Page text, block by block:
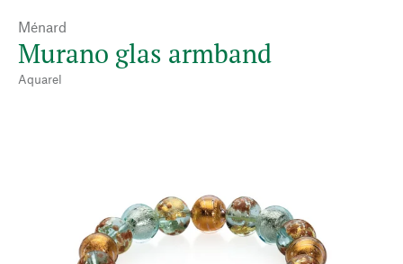
Ménard
Murano glas armband
Aquarel